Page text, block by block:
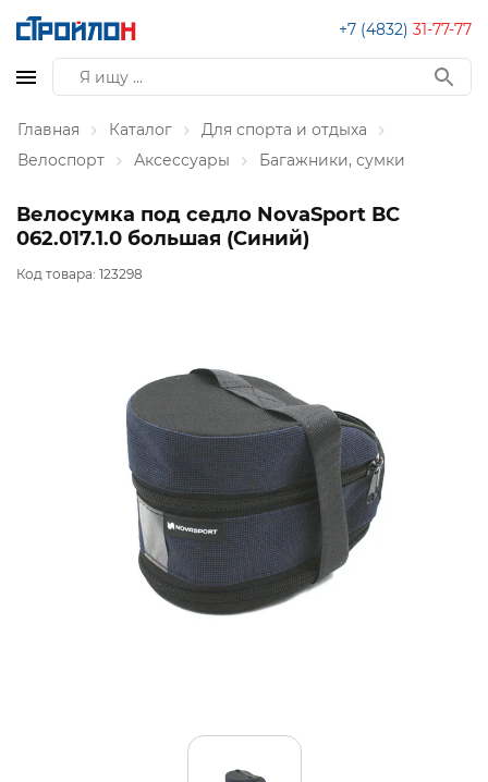
+7 (4832) 31-77-77
Главная Каталог
Для спорта и отдыха
Велоспорт
Аксессуары Багажники, сумки
Велосумка под седло NovaSport ВС
062.017.1.0 большая (Синий)
Код товара: 123298